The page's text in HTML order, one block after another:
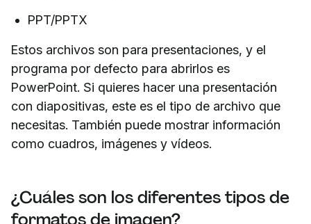
PPT/PPTX
Estos archivos son para presentaciones, y el
programa por defecto para abrirlos es
PowerPoint. Si quieres hacer una presentación
con diapositivas, este es el tipo de archivo que
necesitas. También puede mostrar información
como cuadros, imágenes y vídeos.
¿Cuáles son los diferentes tipos de
formatos de imagen?